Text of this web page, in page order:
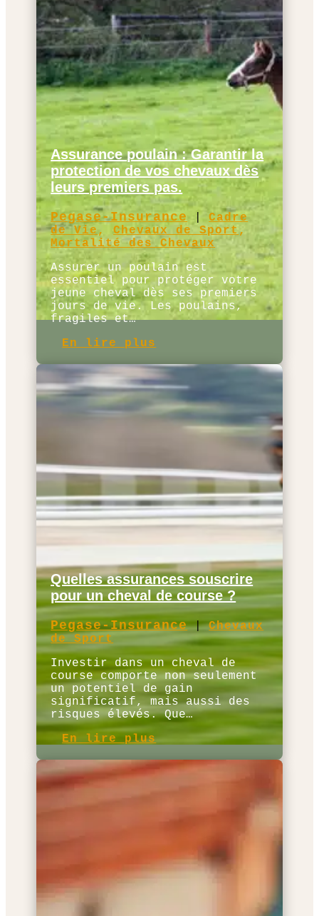
Assurance poulain : Garantir la
protection de vos chevaux dès
leurs premiers pas.
Pegase-Insurance |
Cadre
de Vie ,Chevaux de Sport ,
Mortalité des Chevaux
Assurer un poulain est
essentiel pour protéger votre
jeune cheval dès ses premiers
jours de vie. Les poulains,
fragiles et…
En lire plus
Quelles assurances souscrire
pour un cheval de course ?
Pegase-Insurance | Chevaux
de Sport
Investir dans un cheval de
course comporte non seulement
un potentiel de gain
significatif, mais aussi des
risques élevés. Que…
En lire plus